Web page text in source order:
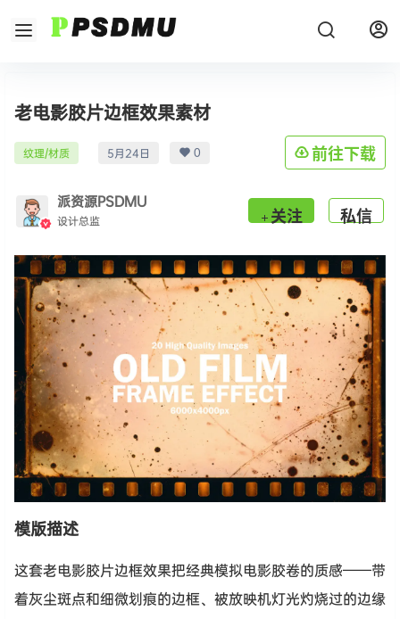
老电影胶片边框效果素材
纹理/材质 5月24日 0 前往下载
派资源PSDMU
设计总监 关注 私信
模版描述
这套老电影胶片边框效果把经典模拟电影胶卷的质感——带
着灰尘斑点和细微划痕的边框、被放映机灯光灼烧过的边缘